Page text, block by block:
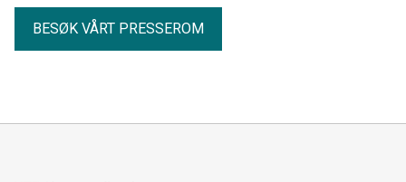
BESØK VÅRT PRESSEROM